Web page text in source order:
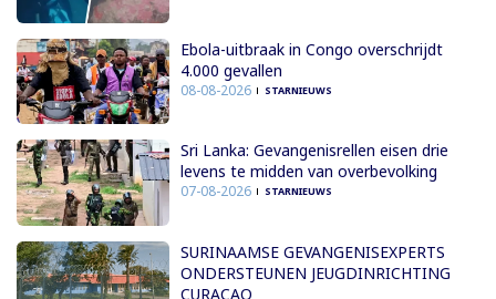
Ebola-uitbraak in Congo overschrijdt
4.000 gevallen
08-08-2026 STARNIEUWS
Sri Lanka: Gevangenisrellen eisen drie
levens te midden van overbevolking
07-08-2026 STARNIEUWS
SURINAAMSE GEVANGENISEXPERTS
ONDERSTEUNEN JEUGDINRICHTING
CURAÇAO